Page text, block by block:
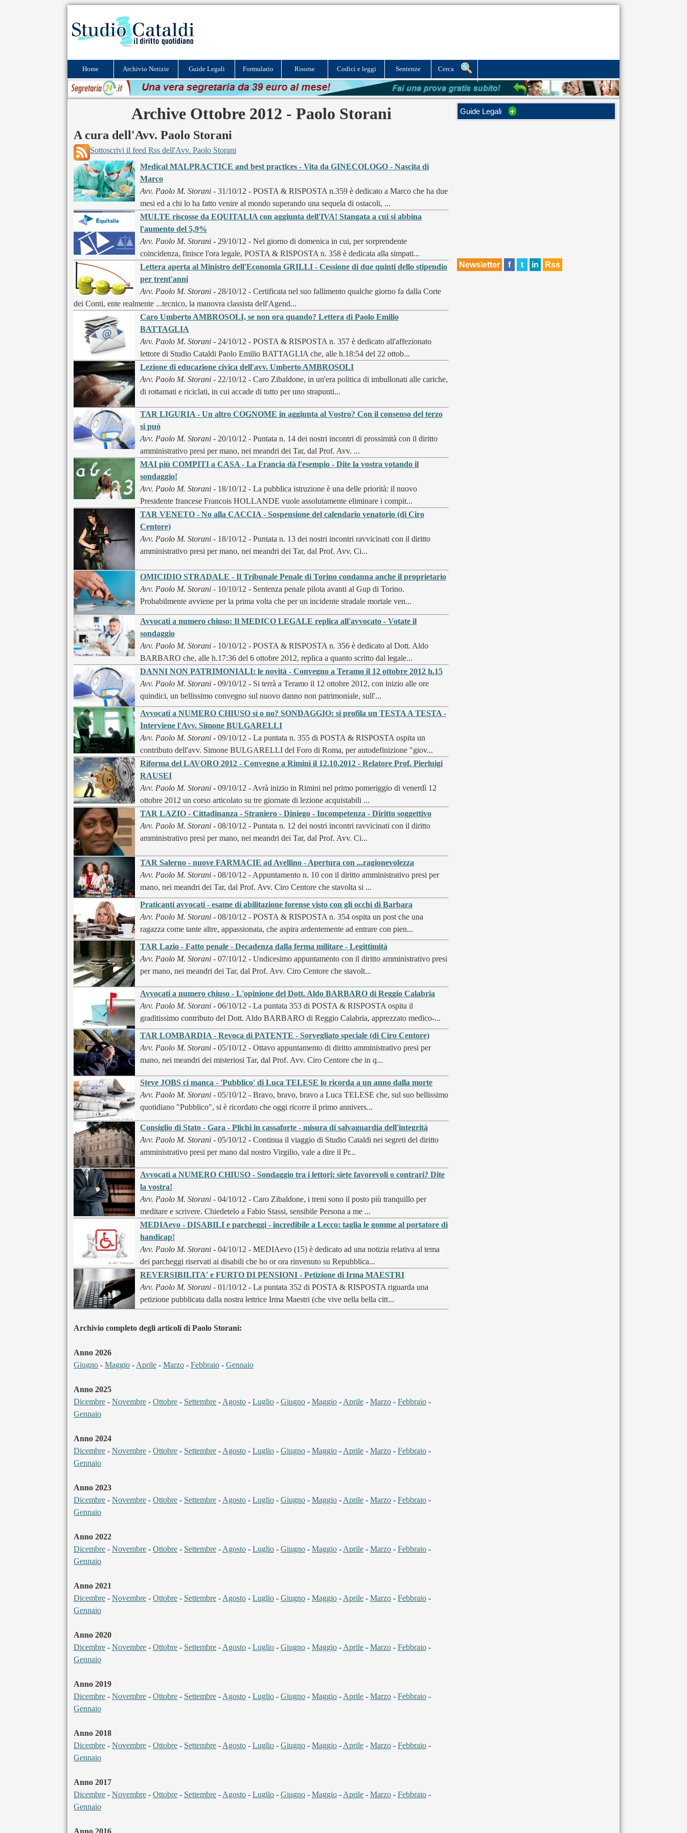
Home Archivio Notizie Guide Legali Formulario Risorse Codici e leggi Sentenze Cerca
Archive Ottobre 2012 - Paolo Storani
A cura dell'Avv. Paolo Storani
Sottoscrivi il feed Rss dell'Avv. Paolo Storani
Medical MALPRACTICE and best practices - Vita da GINECOLOGO - Nascita di
Marco
Avv. Paolo M. Storani - 31/10/12 - POSTA & RISPOSTA n.359 è dedicato a Marco che ha due
mesi ed a chi lo ha fatto venire al mondo superando una sequela di ostacoli, ...
MULTE riscosse da EQUITALIA con aggiunta dell'IVA! Stangata a cui si abbina
l'aumento del 5,9%
Avv. Paolo M. Storani - 29/10/12 - Nel giorno di domenica in cui, per sorprendente
coincidenza, finisce l'ora legale, POSTA & RISPOSTA n. 358 è dedicata alla simpati...
Lettera aperta al Ministro dell'Economia GRILLI - Cessione di due quinti dello stipendio
per trent'anni
Avv. Paolo M. Storani - 28/10/12 - Certificata nel suo fallimento qualche giorno fa dalla Corte
dei Conti, ente realmente ...tecnico, la manovra classista dell'Agend...
Caro Umberto AMBROSOLI, se non ora quando? Lettera di Paolo Emilio
BATTAGLIA
Avv. Paolo M. Storani - 24/10/12 - POSTA & RISPOSTA n. 357 è dedicato all'affezionato
lettore di Studio Cataldi Paolo Emilio BATTAGLIA che, alle h.18:54 del 22 ottob...
Lezione di educazione civica dell'avv. Umberto AMBROSOLI
Avv. Paolo M. Storani - 22/10/12 - Caro Zibaldone, in un'era politica di imbullonati alle cariche,
di rottamati e riciclati, in cui accade di tutto per uno strapunti...
TAR LIGURIA - Un altro COGNOME in aggiunta al Vostro? Con il consenso del terzo
si può
Avv. Paolo M. Storani - 20/10/12 - Puntata n. 14 dei nostri incontri di prossimità con il diritto
amministrativo presi per mano, nei meandri dei Tar, dal Prof. Avv. ...
MAI più COMPITI a CASA - La Francia dà l'esempio - Dite la vostra votando il
sondaggio!
Avv. Paolo M. Storani - 18/10/12 - La pubblica istruzione è una delle priorità: il nuovo
Presidente francese Francois HOLLANDE vuole assolutamente eliminare i compit...
TAR VENETO - No alla CACCIA - Sospensione del calendario venatorio (di Ciro
Centore)
Avv. Paolo M. Storani - 18/10/12 - Puntata n. 13 dei nostri incontri ravvicinati con il diritto
amministrativo presi per mano, nei meandri dei Tar, dal Prof. Avv. Ci...
OMICIDIO STRADALE - Il Tribunale Penale di Torino condanna anche il proprietario
Avv. Paolo M. Storani - 10/10/12 - Sentenza penale pilota avanti al Gup di Torino.
Probabilmente avviene per la prima volta che per un incidente stradale mortale ven...
Avvocati a numero chiuso: Il MEDICO LEGALE replica all'avvocato - Votate il
sondaggio
Avv. Paolo M. Storani - 10/10/12 - POSTA & RISPOSTA n. 356 è dedicato al Dott. Aldo
BARBARO che, alle h.17:36 del 6 ottobre 2012, replica a quanto scritto dal legale...
DANNI NON PATRIMONIALI: le novità - Convegno a Teramo il 12 ottobre 2012 h.15
Avv. Paolo M. Storani - 09/10/12 - Si terrà a Teramo il 12 ottobre 2012, con inizio alle ore
quindici, un bellissimo convegno sul nuovo danno non patrimoniale, sull'...
Avvocati a NUMERO CHIUSO sì o no? SONDAGGIO: si profila un TESTA A TESTA -
Interviene l'Avv. Simone BULGARELLI
Avv. Paolo M. Storani - 09/10/12 - La puntata n. 355 di POSTA & RISPOSTA ospita un
contributo dell'avv. Simone BULGARELLI del Foro di Roma, per autodefinizione "giov...
Riforma del LAVORO 2012 - Convegno a Rimini il 12.10.2012 - Relatore Prof. Pierluigi
RAUSEI
Avv. Paolo M. Storani - 09/10/12 - Avrà inizio in Rimini nel primo pomeriggio di venerdì 12
ottobre 2012 un corso articolato su tre giornate di lezione acquistabili ...
TAR LAZIO - Cittadinanza - Straniero - Diniego - Incompetenza - Diritto soggettivo
Avv. Paolo M. Storani - 08/10/12 - Puntata n. 12 dei nostri incontri ravvicinati con il diritto
amministrativo presi per mano, nei meandri dei Tar, dal Prof. Avv. Ci...
TAR Salerno - nuove FARMACIE ad Avellino - Apertura con ...ragionevolezza
Avv. Paolo M. Storani - 08/10/12 - Appuntamento n. 10 con il diritto amministrativo presi per
mano, nei meandri dei Tar, dal Prof. Avv. Ciro Centore che stavolta si ...
Praticanti avvocati - esame di abilitazione forense visto con gli occhi di Barbara
Avv. Paolo M. Storani - 08/10/12 - POSTA & RISPOSTA n. 354 ospita un post che una
ragazza come tante altre, appassionata, che aspira ardentemente ad entrare con pien...
TAR Lazio - Fatto penale - Decadenza dalla ferma militare - Legittimità
Avv. Paolo M. Storani - 07/10/12 - Undicesimo appuntamento con il diritto amministrativo presi
per mano, nei meandri dei Tar, dal Prof. Avv. Ciro Centore che stavolt...
Avvocati a numero chiuso - L'opinione del Dott. Aldo BARBARO di Reggio Calabria
Avv. Paolo M. Storani - 06/10/12 - La puntata 353 di POSTA & RISPOSTA ospita il
graditissimo contributo del Dott. Aldo BARBARO di Reggio Calabria, apprezzato medico-...
TAR LOMBARDIA - Revoca di PATENTE - Sorvegliato speciale (di Ciro Centore)
Avv. Paolo M. Storani - 05/10/12 - Ottavo appuntamento di diritto amministrativo presi per
mano, nei meandri dei misteriosi Tar, dal Prof. Avv. Ciro Centore che in q...
Steve JOBS ci manca - 'Pubblico' di Luca TELESE lo ricorda a un anno dalla morte
Avv. Paolo M. Storani - 05/10/12 - Bravo, bravo, bravo a Luca TELESE che, sul suo bellissimo
quotidiano "Pubblico", si è ricordato che oggi ricorre il primo annivers...
Consiglio di Stato - Gara - Plichi in cassaforte - misura di salvaguardia dell'integrità
Avv. Paolo M. Storani - 05/10/12 - Continua il viaggio di Studio Cataldi nei segreti del diritto
amministrativo presi per mano dal nostro Virgilio, vale a dire il Pr...
Avvocati a NUMERO CHIUSO - Sondaggio tra i lettori: siete favorevoli o contrari? Dite
la vostra!
Avv. Paolo M. Storani - 04/10/12 - Caro Zibaldone, i treni sono il posto più tranquillo per
meditare e scrivere. Chiedetelo a Fabio Stassi, sensibile Persona a me ...
MEDIAevo - DISABILI e parcheggi - incredibile a Lecco: taglia le gomme al portatore di
handicap!
Avv. Paolo M. Storani - 04/10/12 - MEDIAevo (15) è dedicato ad una notizia relativa al tema
dei parcheggi riservati ai disabili che ho or ora rinvenuto su Repubblica...
REVERSIBILITA' e FURTO DI PENSIONI - Petizione di Irma MAESTRI
Avv. Paolo M. Storani - 01/10/12 - La puntata 352 di POSTA & RISPOSTA riguarda una
petizione pubblicata dalla nostra lettrice Irma Maestri (che vive nella bella citt...
Archivio completo degli articoli di Paolo Storani:
Anno 2026
Giugno - Maggio - Aprile - Marzo - Febbraio - Gennaio
Anno 2025
Dicembre - Novembre - Ottobre - Settembre - Agosto - Luglio - Giugno - Maggio - Aprile - Marzo - Febbraio -
Gennaio
Anno 2024
Dicembre - Novembre - Ottobre - Settembre - Agosto - Luglio - Giugno - Maggio - Aprile - Marzo - Febbraio -
Gennaio
Anno 2023
Dicembre - Novembre - Ottobre - Settembre - Agosto - Luglio - Giugno - Maggio - Aprile - Marzo - Febbraio -
Gennaio
Anno 2022
Dicembre - Novembre - Ottobre - Settembre - Agosto - Luglio - Giugno - Maggio - Aprile - Marzo - Febbraio -
Gennaio
Anno 2021
Dicembre - Novembre - Ottobre - Settembre - Agosto - Luglio - Giugno - Maggio - Aprile - Marzo - Febbraio -
Gennaio
Anno 2020
Dicembre - Novembre - Ottobre - Settembre - Agosto - Luglio - Giugno - Maggio - Aprile - Marzo - Febbraio -
Gennaio
Anno 2019
Dicembre - Novembre - Ottobre - Settembre - Agosto - Luglio - Giugno - Maggio - Aprile - Marzo - Febbraio -
Gennaio
Anno 2018
Dicembre - Novembre - Ottobre - Settembre - Agosto - Luglio - Giugno - Maggio - Aprile - Marzo - Febbraio -
Gennaio
Anno 2017
Dicembre - Novembre - Ottobre - Settembre - Agosto - Luglio - Giugno - Maggio - Aprile - Marzo - Febbraio -
Gennaio
Anno 2016
Guide Legali +
Newsletter f t in Rss